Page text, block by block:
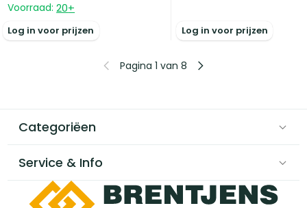
Voorraad: 20+
Log in voor prijzen Log in voor prijzen
Pagina 1 van 8
Categoriëen
Service & Info